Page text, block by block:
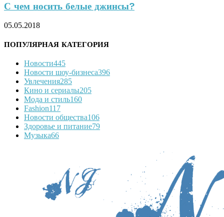
С чем носить белые джинсы?
05.05.2018
ПОПУЛЯРНАЯ КАТЕГОРИЯ
Новости445
Новости шоу-бизнеса396
Увлечения285
Кино и сериалы205
Мода и стиль160
Fashion117
Новости общества106
Здоровье и питание79
Музыка66